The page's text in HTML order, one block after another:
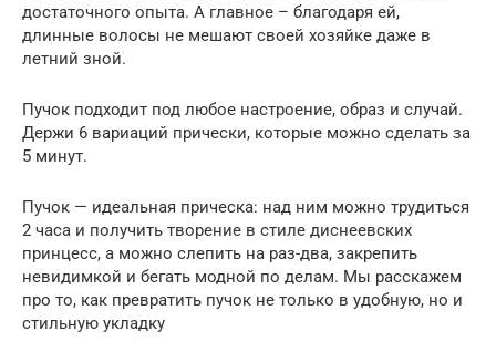
достаточного опыта. А главное – благодаря ей,
длинные волосы не мешают своей хозяйке даже в
летний зной.
Пучок подходит под любое настроение, образ и случай.
Держи 6 вариаций прически, которые можно сделать за
5 минут.
Пучок — идеальная прическа: над ним можно трудиться
2 часа и получить творение в стиле диснеевских
принцесс, а можно слепить на раз-два, закрепить
невидимкой и бегать модной по делам. Мы расскажем
про то, как превратить пучок не только в удобную, но и
стильную укладку